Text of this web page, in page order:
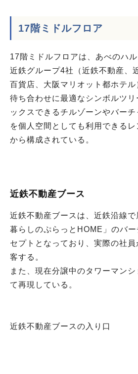
17階ミドルフロア
17階ミドルフロアは、あべのハ
近鉄グループ4社（近鉄不動産、
百貨店、大阪マリオット都ホテル
待ち合わせに最適なシンボルツ
ックスできるチルゾーンやバー
を個人空間としても利用できる
から構成されている。
近鉄不動産ブース
近鉄不動産ブースは、近鉄沿線で
暮らしのぷらっとHOME」のバ
セプトとなっており、実際の社
客する。
また、現在分譲中のタワーマン
て再現している。
近鉄不動産ブースの入り口